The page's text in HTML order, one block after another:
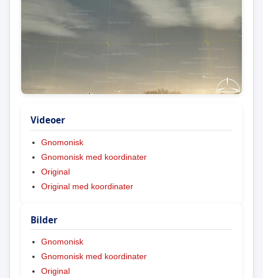
Videoer
Gnomonisk
Gnomonisk med koordinater
Original
Original med koordinater
Bilder
Gnomonisk
Gnomonisk med koordinater
Original